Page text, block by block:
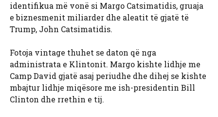
identifikua më vonë si Margo Catsimatidis, gruaja
e biznesmenit miliarder dhe aleatit të gjatë të
Trump, John Catsimatidis.
Fotoja vintage thuhet se daton që nga
administrata e Klintonit. Margo kishte lidhje me
Camp David gjatë asaj periudhe dhe dihej se kishte
mbajtur lidhje miqësore me ish-presidentin Bill
Clinton dhe rrethin e tij.